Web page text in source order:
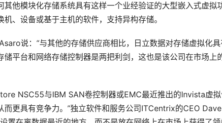
他模块化存储系统具有这样一个业经验证的大型嵌入式虚拟
、设备或基于主机的软件，支持异构存储。
说：“与其他的存储供应商相比，日立数据对存储虚拟化具
平台和网络存储控制器是两把利剑，这也是该公司在市场上
NSC55与IBM SAN卷控制器或EMC最近推出的Invista虚
更具有竞争力。”独立软件和服务公司ITCentrix的CEO Dave